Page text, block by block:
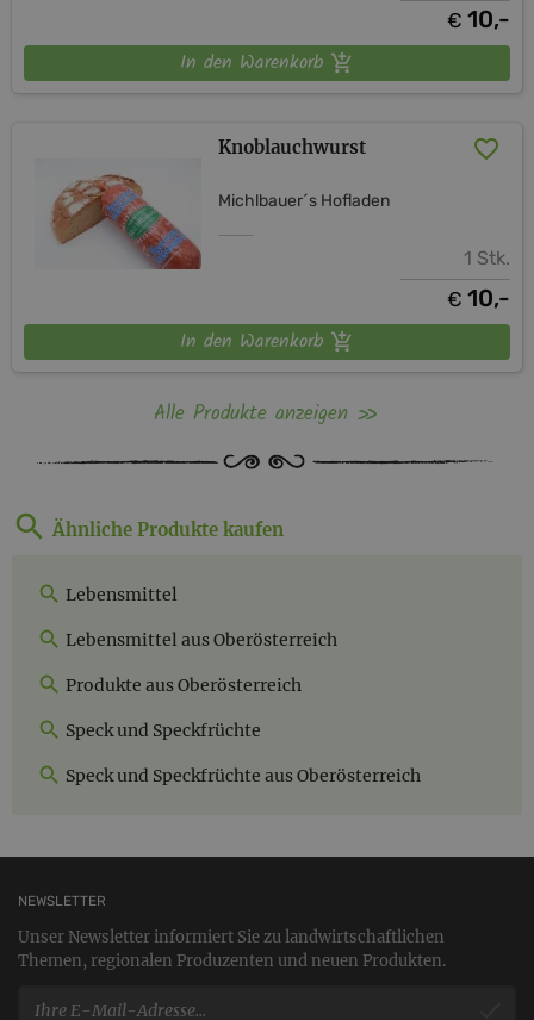
€ 10,-
In den Warenkorb
Knoblauchwurst
Michlbauer´s Hofladen
1 Stk.
€ 10,-
In den Warenkorb
Alle Produkte anzeigen
Ähnliche Produkte kaufen
Lebensmittel
Lebensmittel aus Oberösterreich
Produkte aus Oberösterreich
Speck und Speckfrüchte
Speck und Speckfrüchte aus Oberösterreich
NEWSLETTER
Unser Newsletter informiert Sie zu landwirtschaftlichen
Themen, regionalen Produzenten und neuen Produkten.